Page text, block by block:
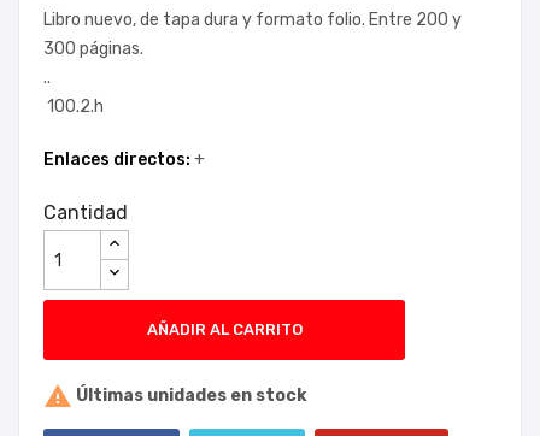
Libro nuevo, de tapa dura y formato folio. Entre 200 y
300 páginas.
..
100.2.h
Enlaces directos: +
Cantidad
AÑADIR AL CARRITO
 Últimas unidades en stock